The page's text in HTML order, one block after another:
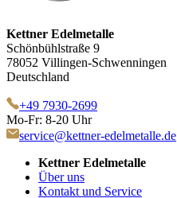
Kettner Edelmetalle
Schönbühlstraße 9
78052 Villingen-Schwenningen
Deutschland
+49 7930-2699
Mo-Fr: 8-20 Uhr
service@kettner-edelmetalle.de
Kettner Edelmetalle
Über uns
Kontakt und Service